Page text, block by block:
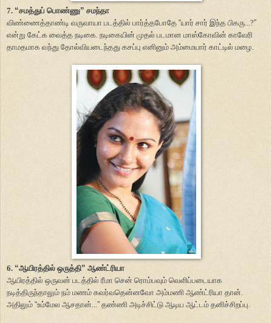
7. “சமத்துப் பொண்ணு” சமந்தா
விண்ணைத்தாண்டி வருவாயா படத்தில் பார்த்தபோதே “யார் சார் இந்த பிகரு...?”
என்று கேட்க வைத்த நடிகை. நடிகையின் முதல் படமான மாஸ்கோவின் காவேரி
தாமதமாக வந்து தோல்வியடைந்தது கசப்பு எனினும் அம்மையார் காட்டில் மழை.
6. “ஆயிரத்தில் ஒருத்தி” ஆண்ட்ரியா
ஆயிரத்தில் ஒருவன் படத்தில் ரீமா சென் ரொம்பவும் வெளிப்படையாக
நடித்திருந்தாலும் நம் மணம் கவர்வதென்னவோ அம்மணி ஆண்ட்ரியா தான்.
அதிலும் “உம்மேல ஆசதான்... ” தண்ணி அடிச்சிட்டு ஆடிய ஆட்டம் தனிச்சிறப்பு.